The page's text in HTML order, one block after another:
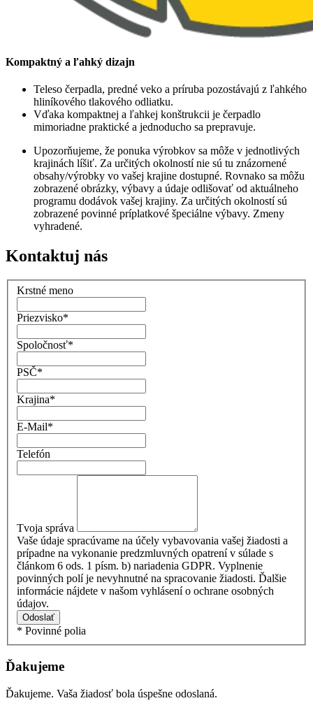
Kompaktný a ľahký dizajn
Teleso čerpadla, predné veko a príruba pozostávajú z ľahkého
hliníkového tlakového odliatku.
Vďaka kompaktnej a ľahkej konštrukcii je čerpadlo
mimoriadne praktické a jednoducho sa prepravuje.
Upozorňujeme, že ponuka výrobkov sa môže v jednotlivých
krajinách líšiť. Za určitých okolností nie sú tu znázornené
obsahy/výrobky vo vašej krajine dostupné. Rovnako sa môžu
zobrazené obrázky, výbavy a údaje odlišovať od aktuálneho
programu dodávok vašej krajiny. Za určitých okolností sú
zobrazené povinné príplatkové špeciálne výbavy. Zmeny
vyhradené.
Kontaktuj nás
Krstné meno
Priezvisko*
Spoločnosť*
PSČ*
Krajina*
E-Mail*
Telefón
Tvoja správa
Vaše údaje spracúvame na účely vybavovania vašej žiadosti a
prípadne na vykonanie predzmluvných opatrení v súlade s
článkom 6 ods. 1 písm. b) nariadenia GDPR. Vyplnenie
povinných polí je nevyhnutné na spracovanie žiadosti. Ďalšie
informácie nájdete v našom vyhlásení o ochrane osobných
údajov.
Odoslať
* Povinné polia
Ďakujeme
Ďakujeme. Vaša žiadosť bola úspešne odoslaná.